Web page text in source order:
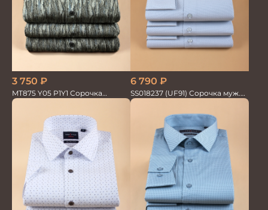
3 750 ₽
MT875 Y05 P1Y1 Сорочка
мужская
6 790 ₽
SS018237 (UF91) Сорочка муж.
GROSTYLE TRENDY